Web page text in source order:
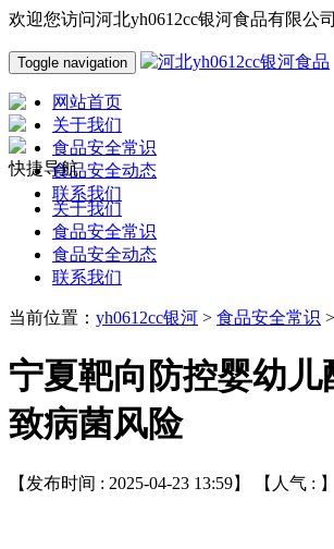
欢迎您访问河北yh0612cc银河食品有限公
Toggle navigation
网站首页
关于我们
食品安全常识
食品安全动态
联系我们
快捷导航
关于我们
食品安全常识
食品安全动态
联系我们
当前位置： yh0612cc银河 > 食品安全常识
宁夏靶向防控婴幼儿
致病菌风险
【发布时间 : 2025-04-23 13:59】 【人气 : 】